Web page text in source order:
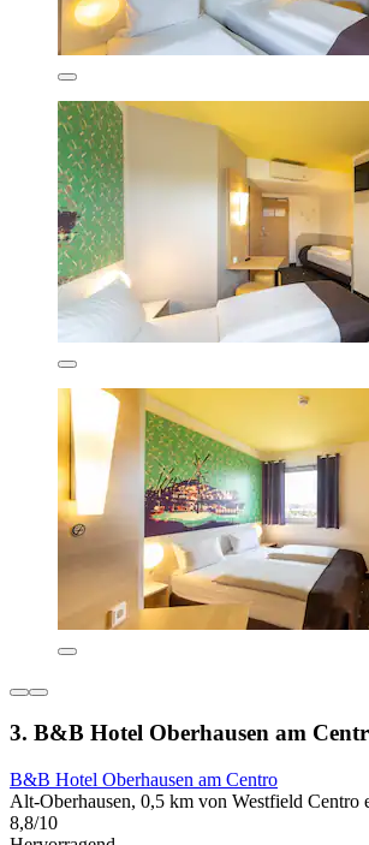
3. B&B Hotel Oberhausen am
B&B Hotel Oberhausen am Centro
Alt-Oberhausen, 0,5 km von Westfield Centro
8,8/10